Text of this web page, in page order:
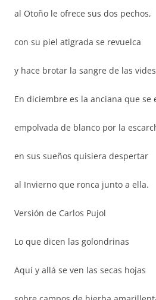
al Otoño le ofrece sus dos pechos,
con su piel atigrada se revuelca
y hace brotar la sangre de las
En diciembre es la anciana que se
empolvada de blanco por la
en sus sueños quisiera despertar
al Invierno que ronca junto a ella.
Versión de Carlos Pujol
Lo que dicen las golondrinas
Aquí y allá se ven las secas hojas